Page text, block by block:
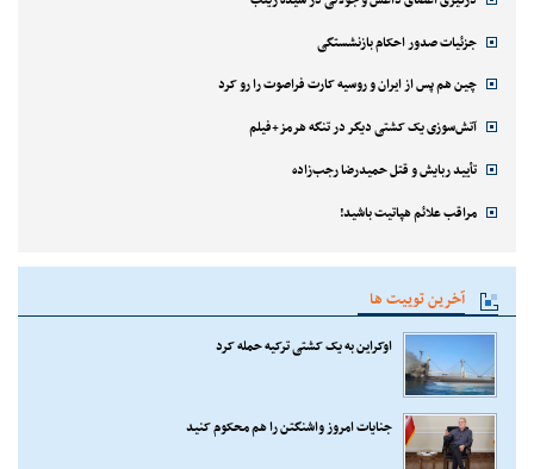
جزئیات صدور احکام بازنشستگی
چین هم پس از ایران و روسیه کارت فراصوت را رو کرد
آتش‌سوزی یک کشتی دیگر در تنگه هرمز+فیلم
تأیید ربایش و قتل حمیدرضا رجب‌زاده
مراقب علائم هپاتیت باشید!
آخرین توییت ها
اوکراین به یک کشتی ترکیه حمله کرد
جنایات امروز واشنگتن را هم محکوم کنید